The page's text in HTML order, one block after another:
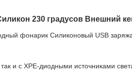
230 градусов Внешний
фонарик Силиконовый USB
и с XPE-диодными источниками